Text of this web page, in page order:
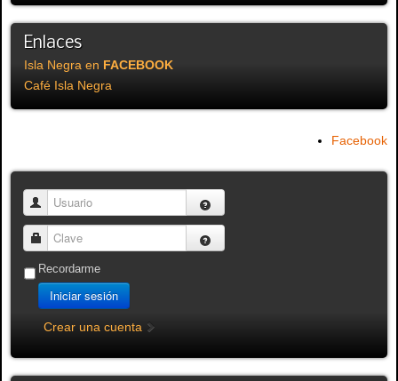
Enlaces
Isla Negra en FACEBOOK
Café Isla Negra
Facebook
Usuario
Clave
Recordarme
Iniciar sesión
Crear una cuenta